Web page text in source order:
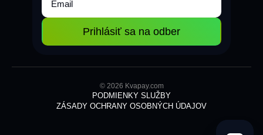
Prihlásiť sa na odber
© 2026 Kvapay.com
PODMIENKY SLUŽBY
ZÁSADY OCHRANY OSOBNÝCH ÚDAJOV